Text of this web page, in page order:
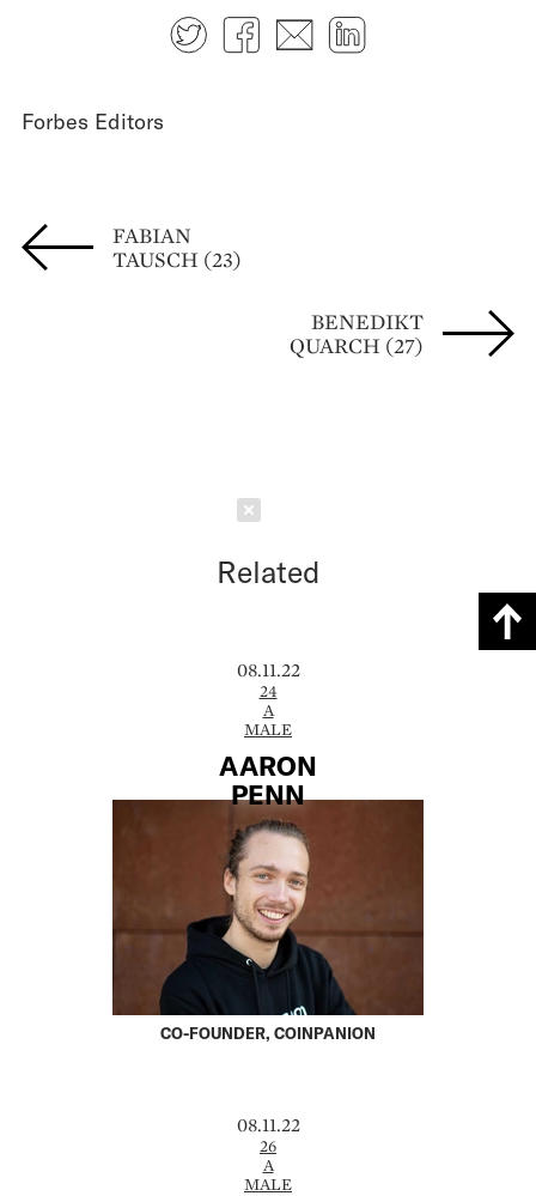
TwitterFacebook
E-mail
Forbes Editors
FABIAN
TAUSCH (23)
BENEDIKT
QUARCH (27)
Related
08.11.22
24
A
MALE
AARON
PENN
CO-FOUNDER, COINPANION
08.11.22
26
A
MALE